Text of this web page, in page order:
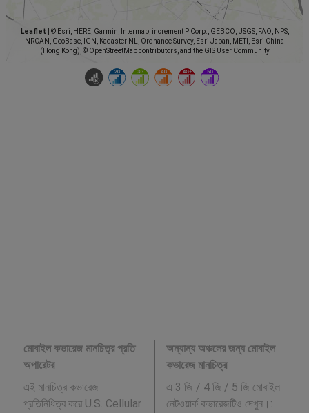
Leaflet
© Esri, HERE, Garmin, Intermap, increment P Corp., GEBCO, USGS, FAO, NPS,
NRCAN, GeoBase, IGN, Kadaster NL, Ordnance Survey, Esri Japan, METI, Esri China
(Hong Kong), © OpenStreetMap contributors, and the GIS User Community
মোবাইল কভারেজ মানচিত্র প্রতি
অপারেটর
এই মানচিত্র কভারেজ
প্রতিনিধিত্ব করে U.S. Cellular
অন্যান্য অঞ্চলের জন্য মোবাইল
কভারেজ মানচিত্র
এ 3 জি / 4 জি / 5 জি মোবাইল
নেটওয়ার্ক কভারেজটিও দেখুন।: